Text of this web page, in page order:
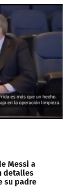
Messi a
detalles
su padre